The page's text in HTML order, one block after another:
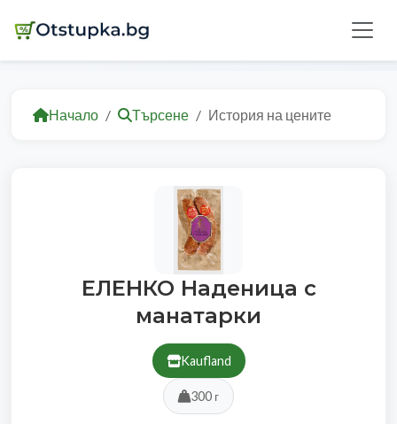
Начало Търсене История на цените
ЕЛЕНКО Наденица с
манатарки
Kaufland
300 г